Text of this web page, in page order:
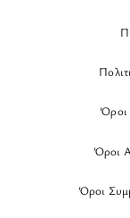
Όροι
Όροι
Όροι